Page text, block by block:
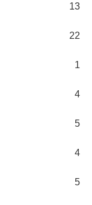
13
22
1
4
5
4
5